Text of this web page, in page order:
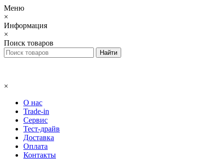
Меню
×
Информация
×
Поиск товаров
×
О нас
Trade-in
Сервис
Тест-драйв
Доставка
Оплата
Контакты